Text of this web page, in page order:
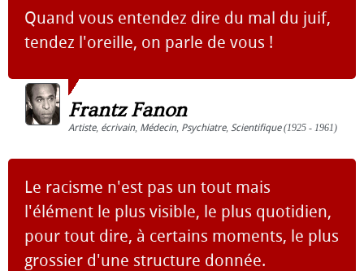
Quand vous entendez dire du mal du juif,
tendez l'oreille, on parle de vous !
Frantz Fanon
Artiste, écrivain, Médecin, Psychiatre, Scientifique(1925 - 1961)
Le racisme n'est pas un tout mais
l'élément le plus visible, le plus quotidien,
pour tout dire, à certains moments, le plus
grossier d'une structure donnée.